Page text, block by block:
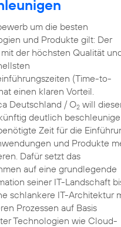
um die besten
und Produkte gilt: Der
der höchsten Qualität
(Time-to-
einen klaren Vorteil.
Deutschland / O2will
deutlich
Zeit für die
und Produkte
Dafür setzt das
auf eine grundlegende
seiner IT-Landschaft
schlankere IT-Architektur
Prozessen auf Basis
Technologien wie Cloud-